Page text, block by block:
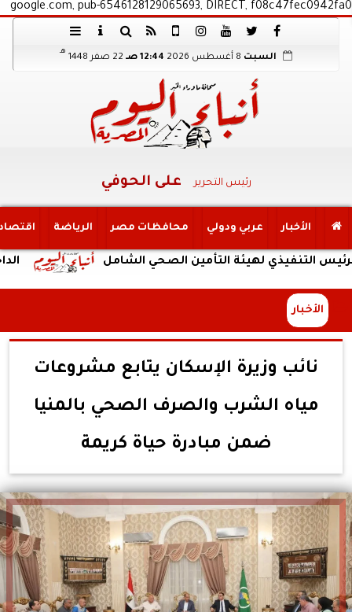
google.com, pub-6546128129065693, DIRECT, f08c47fec0942fa0
السبت 12:44 صـ 22 صفر 1448
هـ
رئيس التحرير على الحوفي
الأخبار عربي ودولي محافظات مصر الرياضة
الداخلية: لهيئة التأمين الصحي الشامل
الأخبار
نائب وزيرة الإسكان يتابع مشروعات
مياه الشرب والصرف الصحي بالمنيا
ضمن مبادرة حياة كريمة